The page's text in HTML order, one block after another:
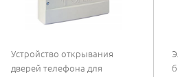
Устройство открывания
дверей телефона для